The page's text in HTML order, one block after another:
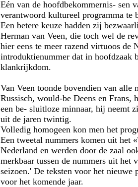
Eén van de hoofdbekommernis- sen
verantwoord kultureel programma te
Een betere keuze hadden zij
Herman van Veen, die toch wel de
hier eens te meer razend virtuoos de
introduktienummer dat in hoofdzaak
klankrijkdom.
Van Veen toonde bovendien van
Russisch, would-be Deens en Frans,
een be- sluitloze minnaar, hij
uit de jaren twintig.
Volledig homogeen kon men het
Een tweetal nummers komen uit het
Nederland en werden door de zaal
merkbaar tussen de nummers uit het
seizoen.' De teksten voor het nieuwe
voor het komende jaar.